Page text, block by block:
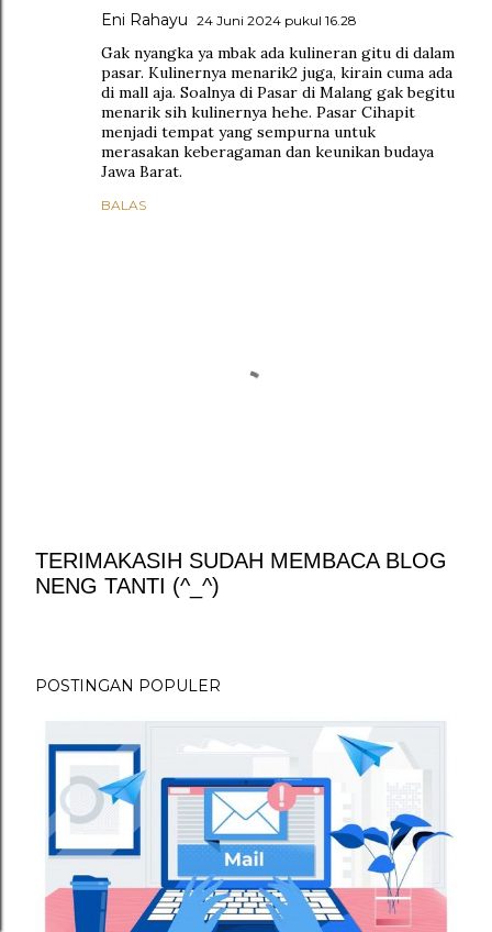
Eni Rahayu 24 Juni 2024 pukul 16.28
Gak nyangka ya mbak ada kulineran gitu di dalam
pasar. Kulinernya menarik2 juga, kirain cuma ada
di mall aja. Soalnya di Pasar di Malang gak begitu
menarik sih kulinernya hehe. Pasar Cihapit
menjadi tempat yang sempurna untuk
merasakan keberagaman dan keunikan budaya
Jawa Barat.
BALAS
P
i
m
TERIMAKASIH SUDAH MEMBACA BLOG
NENG TANTI (^_^)
POSTINGAN POPULER